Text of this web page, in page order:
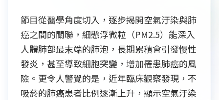
節目從醫學角度切入，逐步揭開空氣汙染與肺
癌之間的關聯，細懸浮微粒（PM2.5）能深入
人體肺部最末端的肺泡，長期累積會引發慢性
發炎，甚至導致細胞突變，增加罹患肺癌的風
險。更令人警覺的是，近年臨床觀察發現，不
吸菸的肺癌患者比例逐漸上升，顯示空氣汙染